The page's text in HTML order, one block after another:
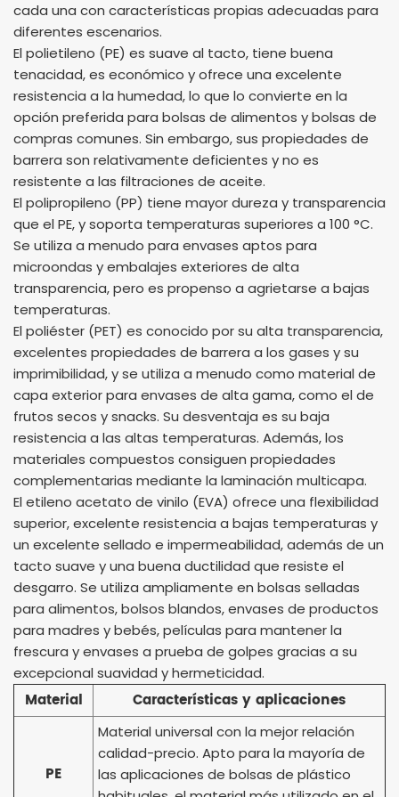
cada una con características propias adecuadas para
diferentes escenarios.
El polietileno (PE) es suave al tacto, tiene buena
tenacidad, es económico y ofrece una excelente
resistencia a la humedad, lo que lo convierte en la
opción preferida para bolsas de alimentos y bolsas de
compras comunes. Sin embargo, sus propiedades de
barrera son relativamente deficientes y no es
resistente a las filtraciones de aceite.
El polipropileno (PP) tiene mayor dureza y transparencia
que el PE, y soporta temperaturas superiores a 100 °C.
Se utiliza a menudo para envases aptos para
microondas y embalajes exteriores de alta
transparencia, pero es propenso a agrietarse a bajas
temperaturas.
El poliéster (PET) es conocido por su alta transparencia,
excelentes propiedades de barrera a los gases y su
imprimibilidad, y se utiliza a menudo como material de
capa exterior para envases de alta gama, como el de
frutos secos y snacks. Su desventaja es su baja
resistencia a las altas temperaturas. Además, los
materiales compuestos consiguen propiedades
complementarias mediante la laminación multicapa.
El etileno acetato de vinilo (EVA) ofrece una flexibilidad
superior, excelente resistencia a bajas temperaturas y
un excelente sellado e impermeabilidad, además de un
tacto suave y una buena ductilidad que resiste el
desgarro. Se utiliza ampliamente en bolsas selladas
para alimentos, bolsos blandos, envases de productos
para madres y bebés, películas para mantener la
frescura y envases a prueba de golpes gracias a su
excepcional suavidad y hermeticidad.
Material Características y aplicaciones
PE
Material universal con la mejor relación
calidad-precio. Apto para la mayoría de
las aplicaciones de bolsas de plástico